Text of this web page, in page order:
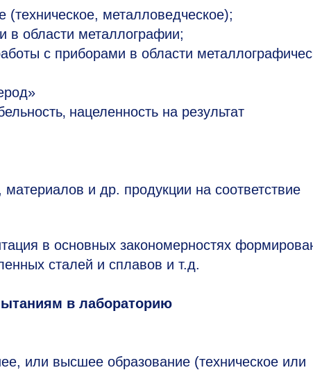
металловедческое);
в области металлографии;
с приборами в области
нацеленность на результат
и др. продукции на соответствие
в основных закономерностях
сталей и сплавов и т.д.
в лабораторию
или высшее образование (техническое или